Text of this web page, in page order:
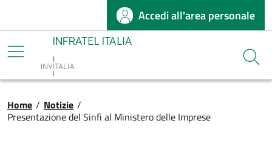
Salta al contenuto principaleAccedi all'area personale
Infratel
Briciole di pane
Home / Notizie /
Presentazione del Sinfi al Ministero delle Imprese